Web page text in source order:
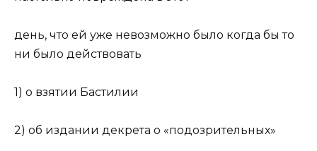
день, что ей уже невозможно было когда бы то
ни было действовать
1) о взятии Бастилии
2) об издании декрета о «подозрительных»